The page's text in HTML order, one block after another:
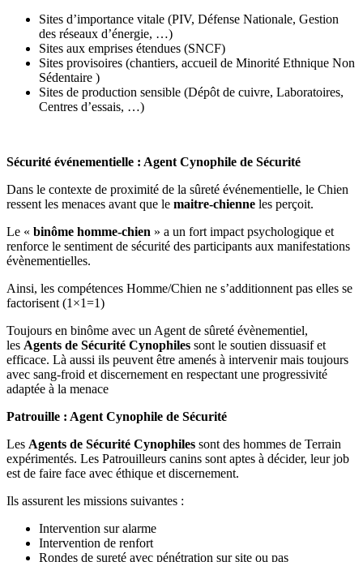
Sites d’importance vitale (PIV, Défense Nationale, Gestion
des réseaux d’énergie, …)
Sites aux emprises étendues (SNCF)
Sites provisoires (chantiers, accueil de Minorité Ethnique Non
Sédentaire )
Sites de production sensible (Dépôt de cuivre, Laboratoires,
Centres d’essais, …)
Sécurité événementielle : Agent Cynophile de Sécurité
Dans le contexte de proximité de la sûreté événementielle, le Chien
ressent les menaces avant que le maitre-chienne les perçoit.
Le « binôme homme-chien » a un fort impact psychologique et
renforce le sentiment de sécurité des participants aux manifestations
évènementielles.
Ainsi, les compétences Homme/Chien ne s’additionnent pas elles se
factorisent (1×1=1)
Toujours en binôme avec un Agent de sûreté évènementiel,
les Agents de Sécurité Cynophiles sont le soutien dissuasif et
efficace. Là aussi ils peuvent être amenés à intervenir mais toujours
avec sang-froid et discernement en respectant une progressivité
adaptée à la menace
Patrouille : Agent Cynophile de Sécurité
Les Agents de Sécurité Cynophiles sont des hommes de Terrain
expérimentés. Les Patrouilleurs canins sont aptes à décider, leur job
est de faire face avec éthique et discernement.
Ils assurent les missions suivantes :
Intervention sur alarme
Intervention de renfort
Rondes de sureté avec pénétration sur site ou pas